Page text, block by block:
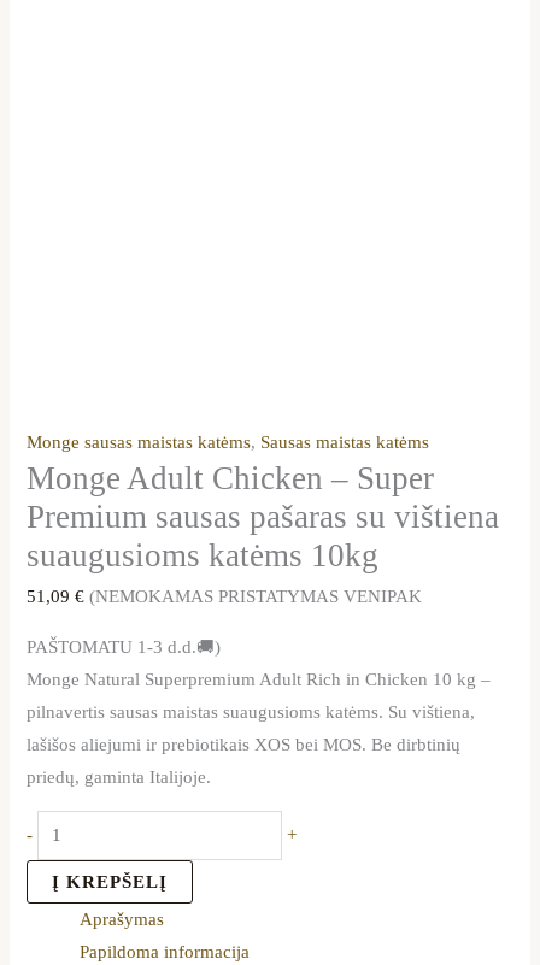
Monge sausas maistas katėms, Sausas maistas katėms
Monge Adult Chicken – Super
Premium sausas pašaras su vištiena
suaugusioms katėms 10kg
51,09€ (NEMOKAMAS PRISTATYMAS VENIPAK
PAŠTOMATU 1-3 d.d.🚚)
Monge Natural Superpremium Adult Rich in Chicken 10 kg –
pilnavertis sausas maistas suaugusioms katėms. Su vištiena,
lašišos aliejumi ir prebiotikais XOS bei MOS. Be dirbtinių
priedų, gaminta Italijoje.
- +
Į KREPŠELĮ
Aprašymas
Papildoma informacija